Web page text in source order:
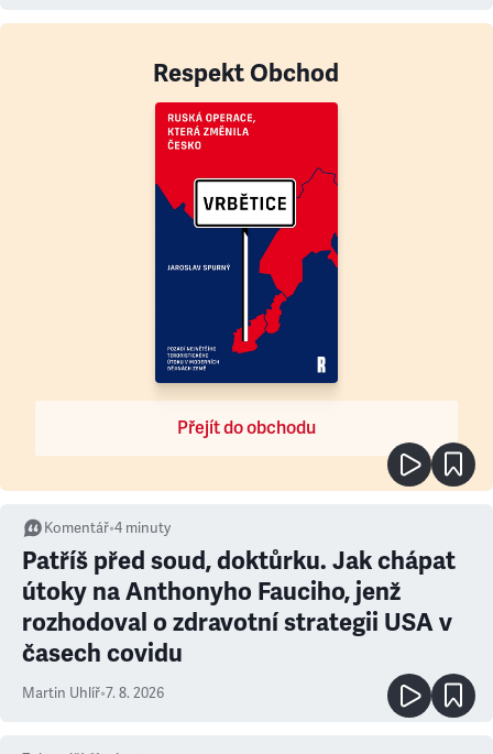
Respekt Obchod
Přejít do obchodu
Komentář•4 minuty
Patříš před soud, doktůrku. Jak chápat
útoky na Anthonyho Fauciho, jenž
rozhodoval o zdravotní strategii USA v
časech covidu
Martin Uhlíř•7. 8. 2026